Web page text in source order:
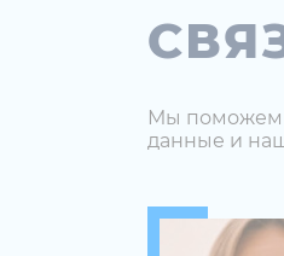
Мы поможем
данные и